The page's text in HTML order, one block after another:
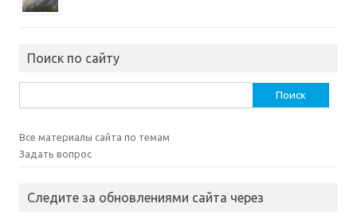
Поиск по сайту
Все материалы сайта по темам
Задать вопрос
Следите за обновлениями сайта через